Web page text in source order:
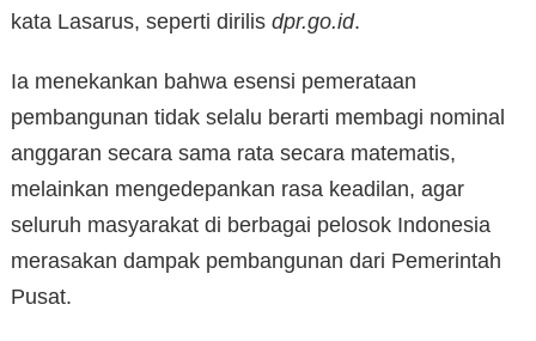
kata Lasarus, seperti dirilis dpr.go.id.
Ia menekankan bahwa esensi pemerataan
pembangunan tidak selalu berarti membagi nominal
anggaran secara sama rata secara matematis,
melainkan mengedepankan rasa keadilan, agar
seluruh masyarakat di berbagai pelosok Indonesia
merasakan dampak pembangunan dari Pemerintah
Pusat.